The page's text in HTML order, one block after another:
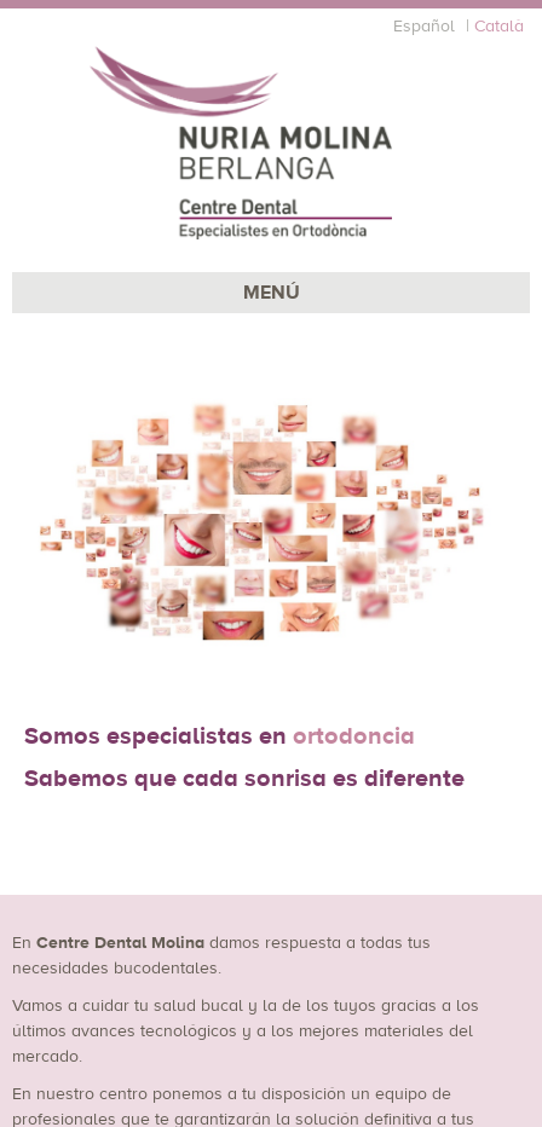
Español Català
MENÚ
Somos especialistas en ortodoncia
Sabemos que cada sonrisa es diferente
En Centre Dental Molina damos respuesta a todas tus
necesidades bucodentales.
Vamos a cuidar tu salud bucal y la de los tuyos gracias a los
últimos avances tecnológicos y a los mejores materiales del
mercado.
En nuestro centro ponemos a tu disposición un equipo de
profesionales que te garantizarán la solución definitiva a tus